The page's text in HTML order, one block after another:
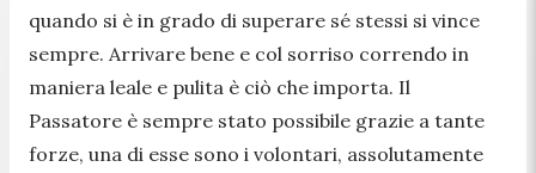
quando si è in grado di superare sé stessi si vince
sempre. Arrivare bene e col sorriso correndo in
maniera leale e pulita è ciò che importa. Il
Passatore è sempre stato possibile grazie a tante
forze, una di esse sono i volontari, assolutamente